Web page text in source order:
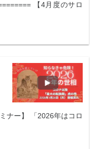
【4月度のサロ
ナー】 「2026年はコロ